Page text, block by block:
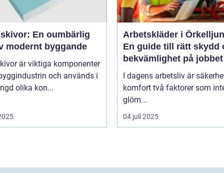
En oumbärlig
modernt byggande
är viktiga komponenter
och används i
olika kon...
Arbetskläder i
En guide till rätt skydd
bekvämlighet på jobbet
I dagens arbetsliv är
komfort två faktorer som
glöm...
04 juli 2025